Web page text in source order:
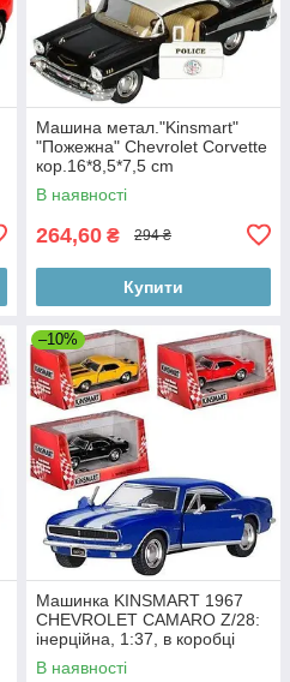
Машина метал."Kinsmart"
"Пожежна" Chevrolet Corvette
кор.16*8,5*7,5 cm
В наявності
264,60 ₴ 294 ₴
Купити
–10%
Машинка KINSMART 1967
CHEVROLET CAMARO Z/28:
інерційна, 1:37, в коробці
15,5-8 см
В наявності